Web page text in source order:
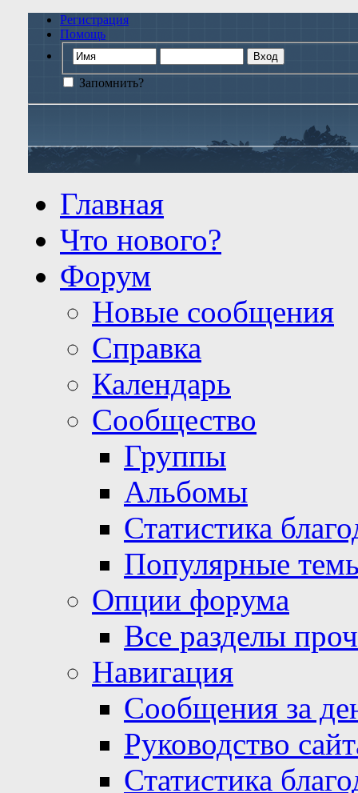
Регистрация
Помощь
Запомнить?
Главная
Что нового?
Форум
Новые сообщения
Справка
Календарь
Сообщество
Группы
Альбомы
Статистика
Популярные
Опции форума
Все разделы
Навигация
Сообщения за
Руководство
Статистика